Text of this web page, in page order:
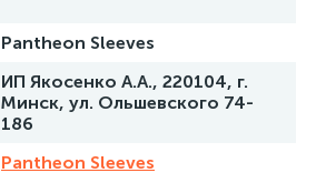
Pantheon Sleeves
ИП Якосенко А.А., 220104, г.
Минск, ул. Ольшевского 74-
186
Pantheon Sleeves